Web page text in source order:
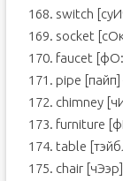
168. switch
169. socket
170. faucet
171. pipe
172. chimney
173. furniture
174. table
175. chair